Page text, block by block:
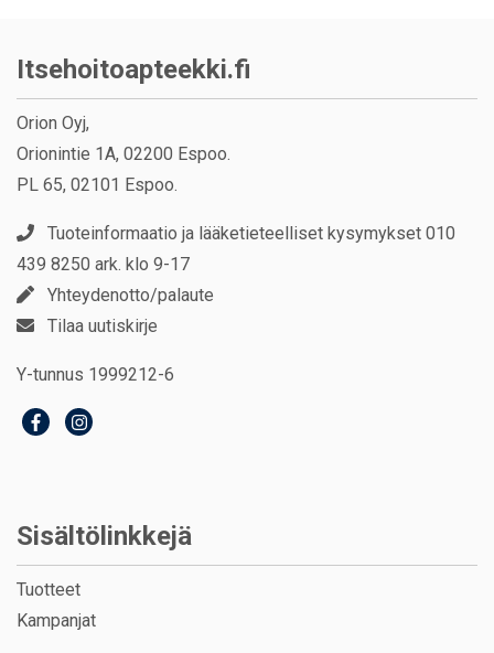
Itsehoitoapteekki.fi
Orion Oyj,
Orionintie 1A, 02200 Espoo.
PL 65, 02101 Espoo.
Tuoteinformaatio ja lääketieteelliset kysymykset 010
439 8250 ark. klo 9-17
Yhteydenotto/palaute
Tilaa uutiskirje
Y-tunnus 1999212-6
Sisältölinkkejä
Tuotteet
Kampanjat